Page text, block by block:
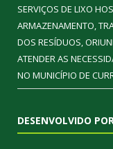
SERVIÇOS DE LIXO
ARMAZENAMENTO,
DOS RESÍDUOS,
ATENDER AS
NO MUNICÍPIO DE
DESENVOLVIDO